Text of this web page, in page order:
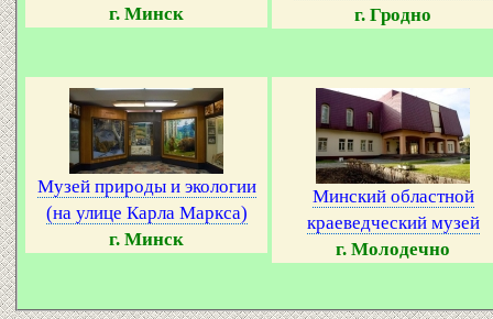
г. Минск
г. Гродно
Музей природы и экологии
(на улице Карла Маркса)
г. Минск
Минский областной
краеведческий музей
г. Молодечно